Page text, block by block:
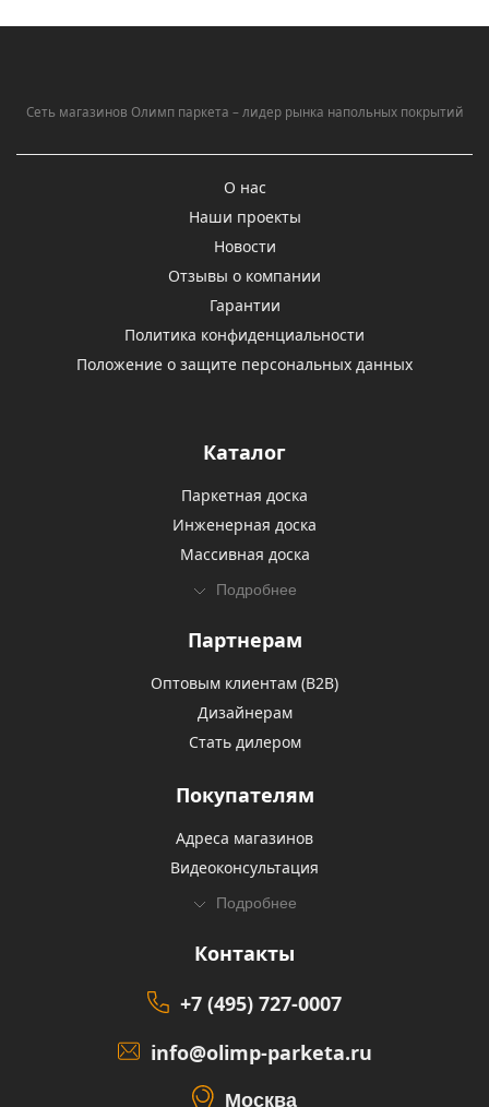
Сеть магазинов Олимп паркета – лидер рынка напольных покрытий
О нас
Наши проекты
Новости
Отзывы о компании
Гарантии
Политика конфиденциальности
Положение о защите персональных данных
Каталог
Паркетная доска
Инженерная доска
Массивная доска
Подробнее
Партнерам
Оптовым клиентам (В2В)
Дизайнерам
Стать дилером
Покупателям
Адреса магазинов
Видеоконсультация
Подробнее
Контакты
+7 (495) 727-0007
info@olimp-parketa.ru
Москва